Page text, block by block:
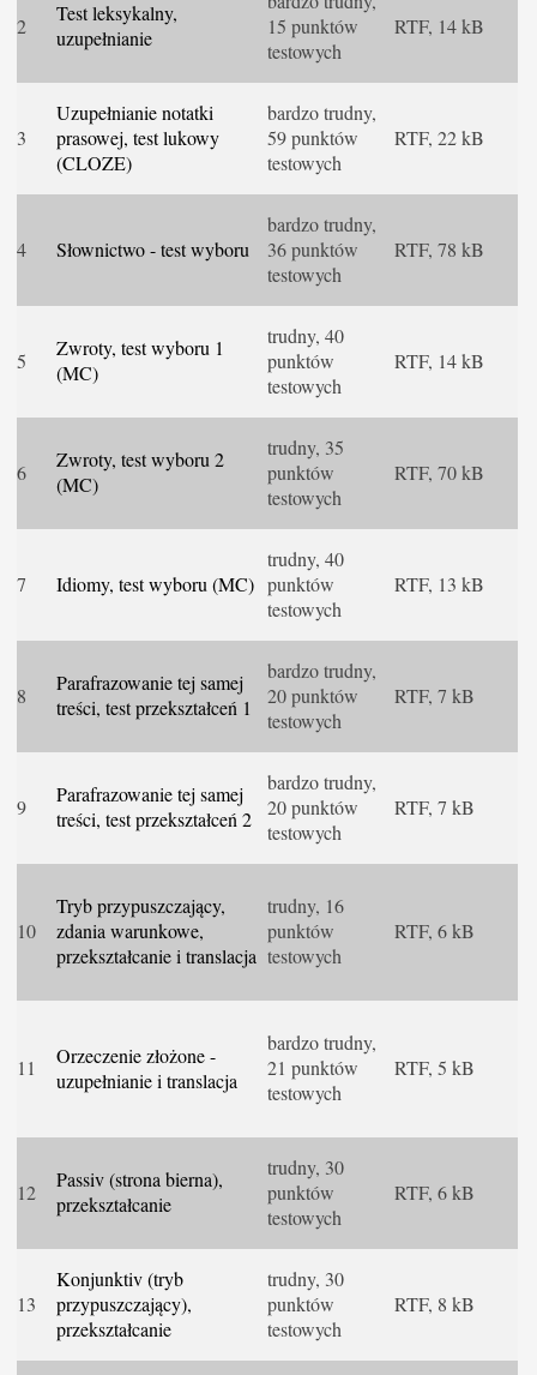
2
Test leksykalny,
uzupełnianie
15 punktów
testowych
RTF, 14 kB
3
Uzupełnianie notatki
prasowej, test lukowy
(CLOZE)
bardzo trudny,
59 punktów
testowych
RTF, 22 kB
4 Słownictwo - test wyboru
bardzo trudny,
36 punktów
testowych
RTF, 78 kB
5
Zwroty, test wyboru 1
(MC)
trudny, 40
punktów
testowych
RTF, 14 kB
6
Zwroty, test wyboru 2
(MC)
trudny, 35
punktów
testowych
RTF, 70 kB
7 Idiomy, test wyboru (MC)
trudny, 40
punktów
testowych
RTF, 13 kB
8
Parafrazowanie tej samej
treści, test przekształceń 1
bardzo trudny,
20 punktów
testowych
RTF, 7 kB
9
Parafrazowanie tej samej
treści, test przekształceń 2
bardzo trudny,
20 punktów
testowych
RTF, 7 kB
10
Tryb przypuszczający,
zdania warunkowe,
przekształcanie i translacja
trudny, 16
punktów
testowych
RTF, 6 kB
11
Orzeczenie złożone -
uzupełnianie i translacja
bardzo trudny,
21 punktów
testowych
RTF, 5 kB
12
Passiv (strona bierna),
przekształcanie
trudny, 30
punktów
testowych
RTF, 6 kB
13
Konjunktiv (tryb
przypuszczający),
przekształcanie
trudny, 30
punktów
testowych
RTF, 8 kB